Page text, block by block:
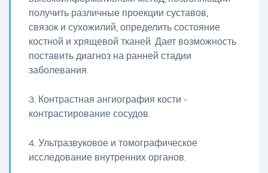
получить различные проекции суставов,
связок и сухожилий, определить состояние
костной и хрящевой тканей. Дает возможность
поставить диагноз на ранней стадии
заболевания.
3. Контрастная ангиография кости -
контрастирование сосудов.
4. Ультразвуковое и томографическое
исследование внутренних органов.